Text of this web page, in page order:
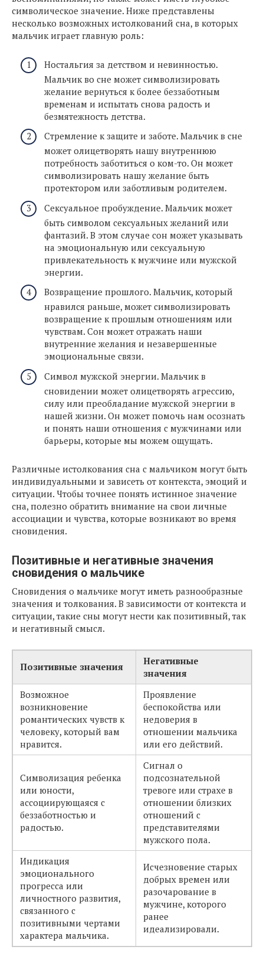
символическое значение. Ниже представлены
несколько возможных истолкований сна, в которых
мальчик играет главную роль:
Ностальгия за детством и невинностью.
Мальчик во сне может символизировать
желание вернуться к более беззаботным
временам и испытать снова радость и
безмятежность детства.
Стремление к защите и заботе. Мальчик в сне
может олицетворять нашу внутреннюю
потребность заботиться о ком-то. Он может
символизировать нашу желание быть
протектором или заботливым родителем.
Сексуальное пробуждение. Мальчик может
быть символом сексуальных желаний или
фантазий. В этом случае сон может указывать
на эмоциональную или сексуальную
привлекательность к мужчине или мужской
энергии.
Возвращение прошлого. Мальчик, который
нравился раньше, может символизировать
возвращение к прошлым отношениям или
чувствам. Сон может отражать наши
внутренние желания и незавершенные
эмоциональные связи.
Символ мужской энергии. Мальчик в
сновидении может олицетворять агрессию,
силу или преобладание мужской энергии в
нашей жизни. Он может помочь нам осознать
и понять наши отношения с мужчинами или
барьеры, которые мы можем ощущать.
Различные истолкования сна с мальчиком могут быть
индивидуальными и зависеть от контекста, эмоций и
ситуации. Чтобы точнее понять истинное значение
сна, полезно обратить внимание на свои личные
ассоциации и чувства, которые возникают во время
сновидения.
Позитивные и негативные значения
сновидения о мальчике
Сновидения о мальчике могут иметь разнообразные
значения и толкования. В зависимости от контекста и
ситуации, такие сны могут нести как позитивный, так
и негативный смысл.
Позитивные значения
Негативные
значения
Возможное
возникновение
романтических чувств к
человеку, который вам
нравится.
Проявление
беспокойства или
недоверия в
отношении мальчика
или его действий.
Символизация ребенка
или юности,
ассоциирующаяся с
беззаботностью и
радостью.
Сигнал о
подсознательной
тревоге или страхе в
отношении близких
отношений с
представителями
мужского пола.
Индикация
эмоционального
прогресса или
личностного развития,
связанного с
позитивными чертами
характера мальчика.
Исчезновение старых
добрых времен или
разочарование в
мужчине, которого
ранее
идеализировали.